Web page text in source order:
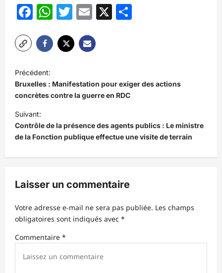
Facebook
WhatsApp
Twitter
Email
X
a
v
i
g
a
t
o
n
d
’
Précédent:
Bruxelles : Manifestation pour exiger des actions
concrètes contre la guerre en RDC
Suivant:
Contrôle de la présence des agents publics : Le ministre
de la Fonction publique effectue une visite de terrain
Laisser un commentaire
Votre adresse e-mail ne sera pas publiée. Les champs
obligatoires sont indiqués avec *
Commentaire *